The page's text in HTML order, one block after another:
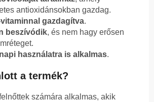
antioxidánsokban gazdag.
gazdagítva.
beszívódik, és nem hagy erősen
használatra is alkalmas.
a termék?
számára alkalmas, akik